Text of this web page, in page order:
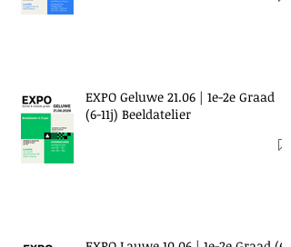
EXPO Geluwe 21.06 | 1e-2e Graad
(6-11j) Beeldatelier